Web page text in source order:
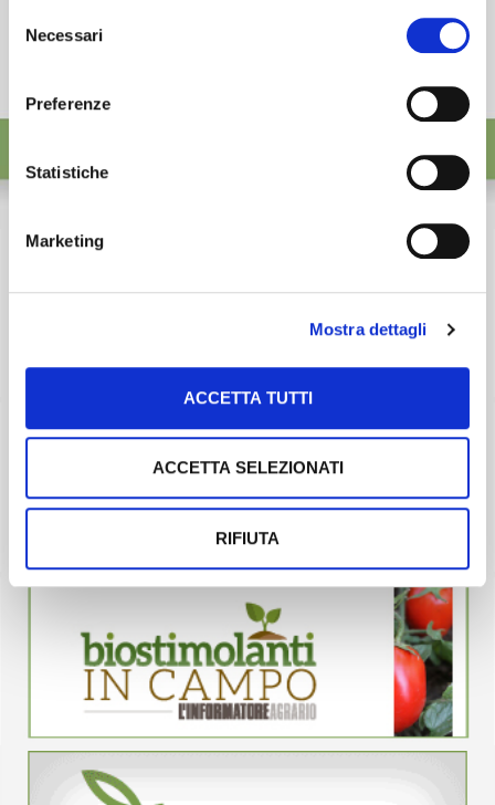
desideri accettare e cliccando ACCETTA SELEZIONATI.
delNecessari
Preferenze
Statistiche
Marketing
Mostra dettagli
ACCETTA TUTTI
ACCETTA SELEZIONATI
RIFIUTA